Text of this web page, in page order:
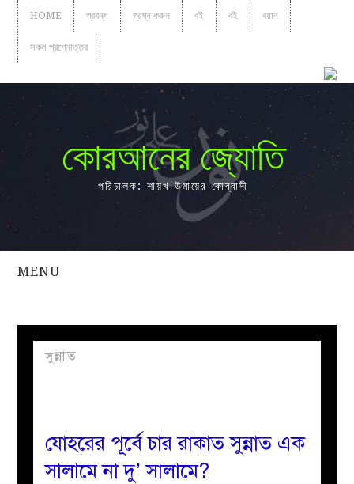
HOME প্রবন্ধ প্রশ্ন করুন বই বই বয়ান
সকল প্রশ্নোত্তর
কোরআনের জ্যোতি
পরিচালক: শায়খ উমায়ের কোব্বাদী
MENU
সকল
প্রবন্ধ
নারীদের
পাতা
সুন্নাত
যোহরের পূর্বে চার রাকাত সুন্নাত এক
সালামে না দু’ সালামে?